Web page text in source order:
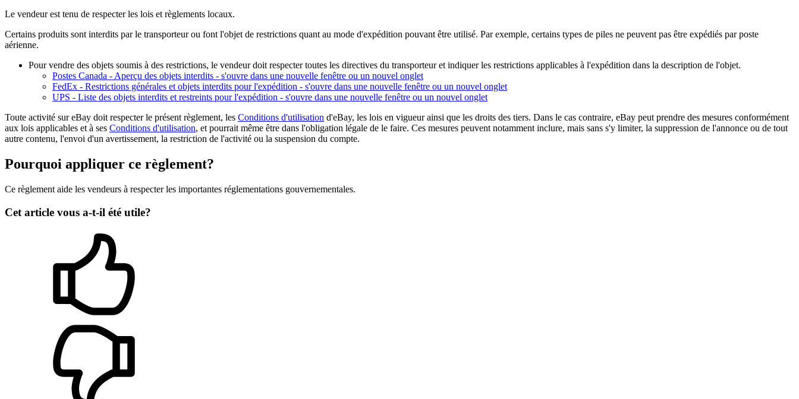
Le vendeur est tenu de respecter les lois et règlements locaux.
Certains produits sont interdits par le transporteur ou font l'objet de restrictions quant au mode d'expédition pouvant être utilisé. Par exemple, certains types de piles ne peuvent pas être expédiés par poste
aérienne.
Pour vendre des objets soumis à des restrictions, le vendeur doit respecter toutes les directives du transporteur et indiquer les restrictions applicables à l'expédition dans la description de l'objet.
Postes Canada - Aperçu des objets interdits - s'ouvre dans une nouvelle fenêtre ou un nouvel onglet
FedEx - Restrictions générales et objets interdits pour l'expédition - s'ouvre dans une nouvelle fenêtre ou un nouvel onglet
UPS - Liste des objets interdits et restreints pour l'expédition - s'ouvre dans une nouvelle fenêtre ou un nouvel onglet
Toute activité sur eBay doit respecter le présent règlement, les Conditions d'utilisation d'eBay, les lois en vigueur ainsi que les droits des tiers. Dans le cas contraire, eBay peut prendre des mesures conformément
aux lois applicables et à ses Conditions d'utilisation, et pourrait même être dans l'obligation légale de le faire. Ces mesures peuvent notamment inclure, mais sans s'y limiter, la suppression de l'annonce ou de tout
autre contenu, l'envoi d'un avertissement, la restriction de l'activité ou la suspension du compte.
Pourquoi appliquer ce règlement?
Ce règlement aide les vendeurs à respecter les importantes réglementations gouvernementales.
Cet article vous a-t-il été utile?